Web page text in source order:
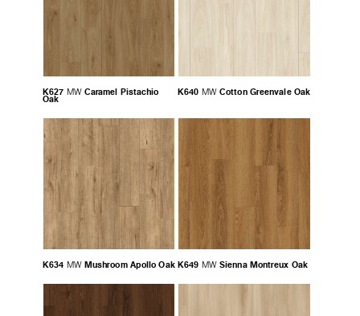
K627 MW Caramel Pistachio
Oak
K640 MW Cotton Greenvale Oak
K634 MW Mushroom Apollo Oak K649 MW Sienna Montreux Oak